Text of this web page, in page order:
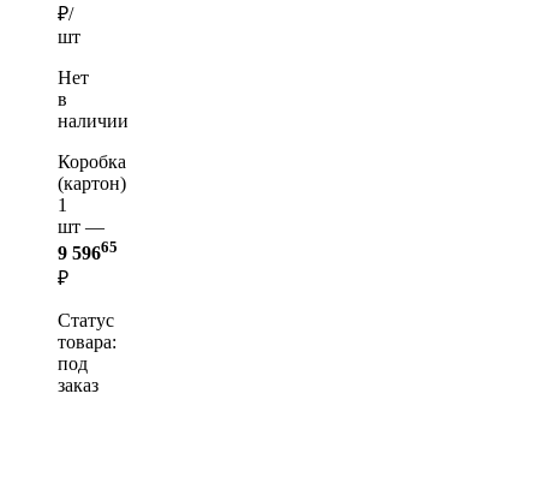
₽/
шт
Нет
в
наличии
Коробка
(картон)
1
шт —
9 59665
₽
Статус
товара:
под
заказ